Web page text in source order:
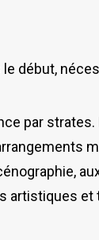
début,
par
artistiques